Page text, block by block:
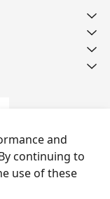
and
continuing to
use of these